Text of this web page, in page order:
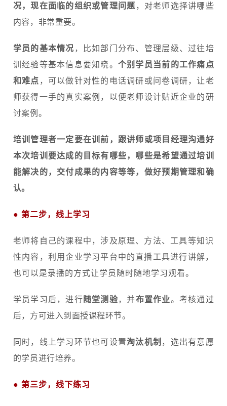
况，现在面临的组织或管理问题 ，对老师选择讲哪些
内容，非常重要。
学员的基本情况 ，比如部门分布、管理层级、过往培
训经验等基本信息要知晓。 个别学员当前的工作痛点
和难点 ，可以做针对性的电话调研或问卷调研，让老
师获得一手的真实案例，以便老师设计贴近企业的研
讨案例。
培训管理者一定要在训前，跟讲师或项目经理沟通好
本次培训要达成的目标有哪些，哪些是希望通过培训
能解决的，交付成果的内容等等，做好预期管理和确
认。
● 第二步，线上学习
老师将自己的课程中，涉及原理、方法、工具等知识
性内容，利用企业学习平台中的直播工具进行讲解，
也可以是录播的方式让学员随时随地学习观看。
学员学习后，进行 随堂测验，并布置作业。考核通过
后，方可进入到面授课程环节。
同时，线上学习环节也可设置淘汰机制 ，选出有意愿
的学员进行培养。
● 第三步，线下练习